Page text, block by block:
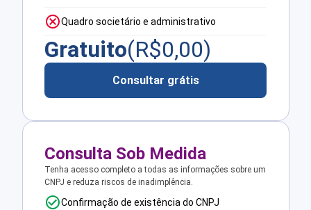
Quadro societário e administrativo
Gratuito(R$0,00)
Consultar grátis
Consulta Sob Medida
Tenha acesso completo a todas as informações sobre um
CNPJ e reduza riscos de inadimplência.
Confirmação de existência do CNPJ